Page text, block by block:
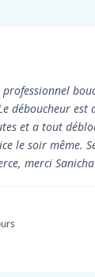
déboucheur est
et a tout
le soir même.
merci